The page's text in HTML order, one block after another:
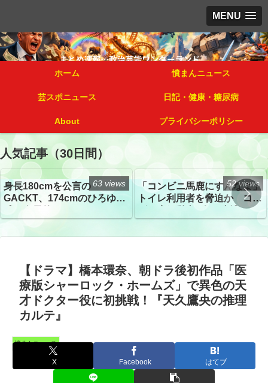
MENU
ホーム 憤まんニュース
芸スポニュース 日記・健康・糖尿病
About プライバシーポリシー
人気記事（30日間）
身長180cmを公言の
GACKT、174cmのひろゆき
トざわつき イベントでの写
真が話題
63 views
「コンビニ馬鹿にすんなよ」
トイレ利用者を脅迫か コン
52 views
【ドラマ】橋本環奈、朝ドラ後初作品「医
療版シャーロック・ホームズ」で異色の天
才ドクター役に初挑戦！『天久鷹央の推理
カルテ』
憤まんニュース
X Facebook はてブ